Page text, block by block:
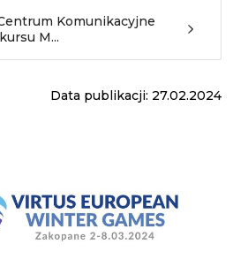
Komunikacyjne
M...
Data publikacji: 27.02.2024